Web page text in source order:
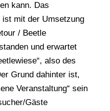
kann. Das
mit der Umsetzung
/ Beetle
und erwartet
also des
Grund dahinter ist,
Veranstaltung“ sein
Gäste